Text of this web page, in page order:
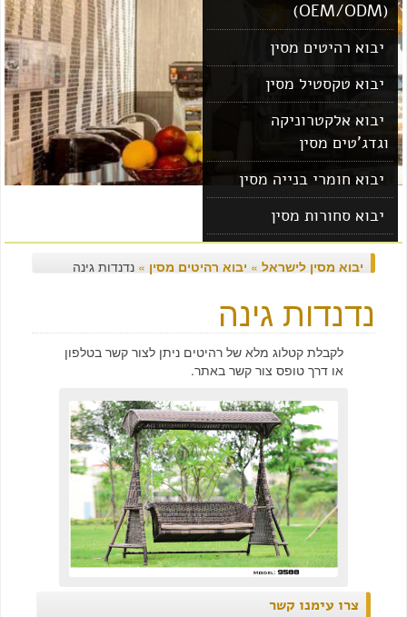
יבוא רהיטים מסין
יבוא טקסטיל מסין
יבוא אלקטרוניקה
וגדג'טים מסין
יבוא חומרי בנייה מסין
יבוא סחורות מסין
יבוא מוצרים מסין
יבוא מסין לישראל»יבוא רהיטים מסין»נדנדות גינה
נדנדות גינה
לקבלת קטלוג מלא של רהיטים ניתן לצור קשר בטלפון
או דרך טופס צור קשר באתר.
צרו עימנו קשר